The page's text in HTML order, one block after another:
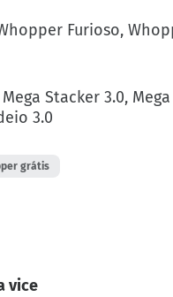
Furioso,
Stacker 3.0,
3.0
grátis
vice